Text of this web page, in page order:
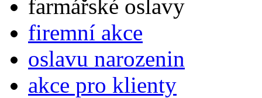
farmářské oslavy
firemní akce
oslavu narozenin
akce pro klienty